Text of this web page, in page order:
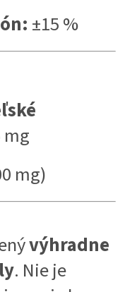
±15 %
mg
mg)
výhradne
. Nie je